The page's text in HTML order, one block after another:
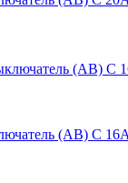
(АВ) C